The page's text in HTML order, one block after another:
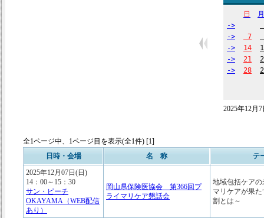
日
月
->
->
7
->
14
->
21
->
28
2025年12月
全1ページ中、1ページ目を表示(全1件) [1]
日時・会場
名 称
テ
2025年12月07日(日)
14：00～15：30
サン・ピーチ
OKAYAMA（WEB配信
あり）
岡山県保険医協会 第366回プ
ライマリケア懇話会
地域包括ケア
マリケアが果
割とは～